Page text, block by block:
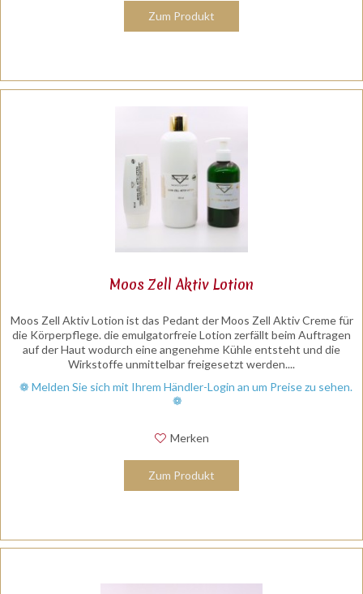
Zum Produkt
Moos Zell Aktiv Lotion
Moos Zell Aktiv Lotion ist das Pedant der Moos Zell Aktiv Creme für
die Körperpflege. die emulgatorfreie Lotion zerfällt beim Auftragen
auf der Haut wodurch eine angenehme Kühle entsteht und die
Wirkstoffe unmittelbar freigesetzt werden....
❁ Melden Sie sich mit Ihrem Händler-Login an um Preise zu sehen.
❁
Merken
Zum Produkt